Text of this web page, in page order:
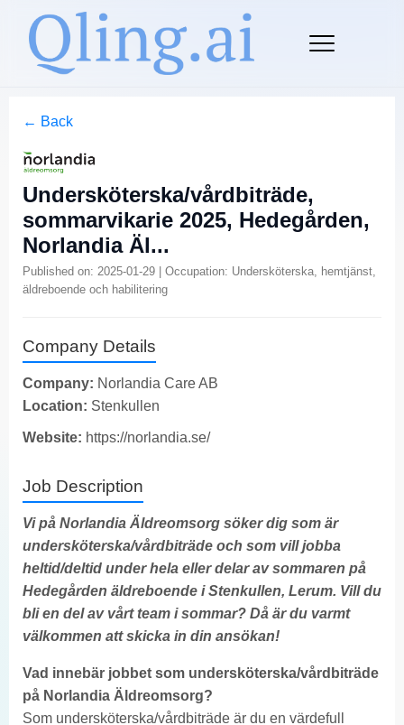
← Back
Undersköterska/vårdbiträde,
sommarvikarie 2025, Hedegården,
Norlandia Äl...
Published on: 2025-01-29 | Occupation: Undersköterska, hemtjänst,
äldreboende och habilitering
Company Details
Company: Norlandia Care AB
Location: Stenkullen
Website: https://norlandia.se/
Job Description
Vi på Norlandia Äldreomsorg söker dig som är
undersköterska/vårdbiträde och som vill jobba
heltid/deltid under hela eller delar av sommaren på
Hedegården äldreboende i Stenkullen, Lerum. Vill du
bli en del av vårt team i sommar? Då är du varmt
välkommen att skicka in din ansökan!
Vad innebär jobbet som undersköterska/vårdbiträde
på Norlandia Äldreomsorg?
Som undersköterska/vårdbiträde är du en värdefull